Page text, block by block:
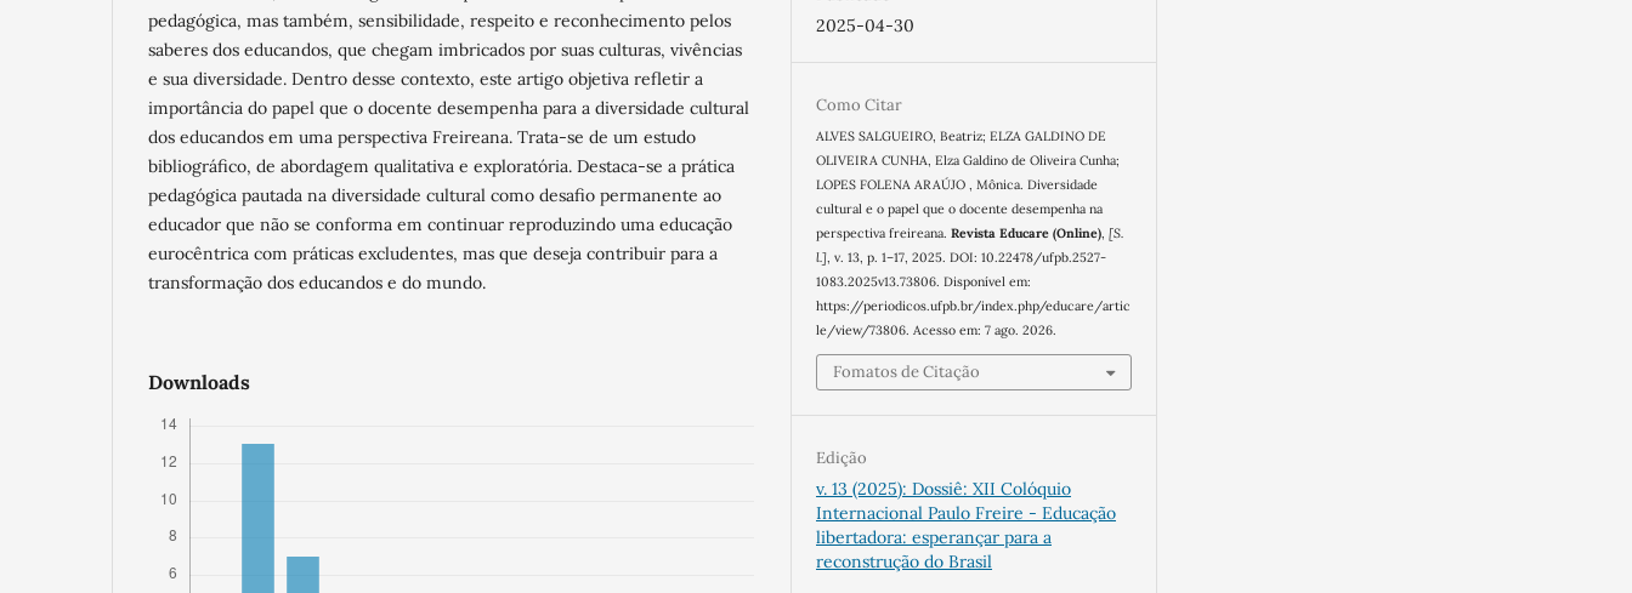
pedagógica, mas também, sensibilidade, respeito e reconhecimento pelos
saberes dos educandos, que chegam imbricados por suas culturas, vivências
e sua diversidade. Dentro desse contexto, este artigo objetiva refletir a
importância do papel que o docente desempenha para a diversidade cultural
dos educandos em uma perspectiva Freireana. Trata-se de um estudo
bibliográfico, de abordagem qualitativa e exploratória. Destaca-se a prática
pedagógica pautada na diversidade cultural como desafio permanente ao
educador que não se conforma em continuar reproduzindo uma educação
eurocêntrica com práticas excludentes, mas que deseja contribuir para a
transformação dos educandos e do mundo.
Downloads
2025-04-30
Como Citar
ALVES SALGUEIRO, Beatriz; ELZA GALDINO DE
OLIVEIRA CUNHA, Elza Galdino de Oliveira Cunha;
LOPES FOLENA ARAÚJO , Mônica. Diversidade
cultural e o papel que o docente desempenha na
perspectiva freireana.Revista Educare (Online) ,[S.
l.] , v. 13, p. 1–17, 2025. DOI: 10.22478/ufpb.2527-
1083.2025v13.73806. Disponível em:
https://periodicos.ufpb.br/index.php/educare/artic
le/view/73806. Acesso em: 7 ago. 2026.
Fomatos de Citação
Edição
v. 13 (2025): Dossiê: XII Colóquio
Internacional Paulo Freire - Educação
libertadora: esperançar para a
reconstrução do Brasil